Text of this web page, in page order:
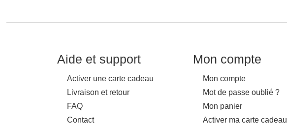
Aide et support
Activer une carte cadeau
Livraison et retour
FAQ
Contact
Mon compte
Mon compte
Mot de passe oublié ?
Mon panier
Activer ma carte cadeau